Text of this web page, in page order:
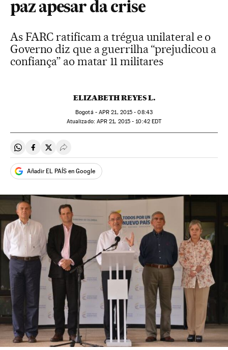
paz apesar da crise
As FARC ratificam a trégua unilateral e o
Governo diz que a guerrilha “prejudicou a
confiança” ao matar 11 militares
ELIZABETH REYES L.
Bogotá - APR 21, 2015 - 08:43
atualizado: APR 21, 2015 - 10:42EDT
Compartir en Whatsapp
Compartir en Facebook
Compartir en Twitter
Desplegar Redes Sociales
Añadir EL PAÍS en Google